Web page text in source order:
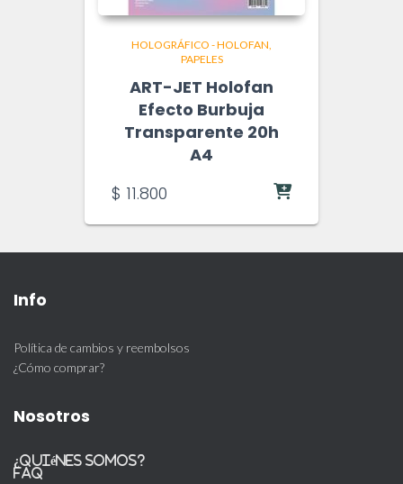
HOLOGRÁFICO - HOLOFAN
PAPELES
ART-JET Holofan
Efecto Burbuja
Transparente 20h
A4
$ 11.800
Info
Política de cambios y reembolsos
¿Cómo comprar?
Nosotros
¿Quiénes somos?
FAQ